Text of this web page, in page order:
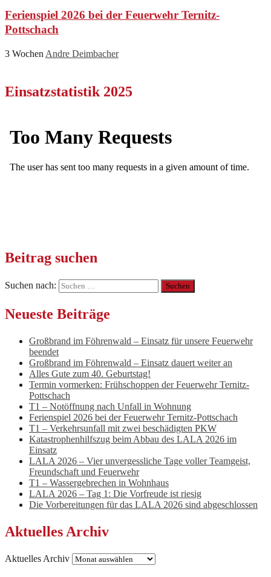
Ferienspiel 2026 bei der Feuerwehr Ternitz-
Pottschach
3 Wochen Andre Deimbacher
Einsatzstatistik 2025
Beitrag suchen
Suchen nach:
Neueste Beiträge
Großbrand im Föhrenwald – Einsatz für unsere Feuerwehr
beendet
Großbrand im Föhrenwald – Einsatz dauert weiter an
Alles Gute zum 40. Geburtstag!
Termin vormerken: Frühschoppen der Feuerwehr Ternitz-
Pottschach
T1 – Notöffnung nach Unfall in Wohnung
Ferienspiel 2026 bei der Feuerwehr Ternitz-Pottschach
T1 – Verkehrsunfall mit zwei beschädigten PKW
Katastrophenhilfszug beim Abbau des LALA 2026 im
Einsatz
LALA 2026 – Vier unvergessliche Tage voller Teamgeist,
Freundschaft und Feuerwehr
T1 – Wassergebrechen in Wohnhaus
LALA 2026 – Tag 1: Die Vorfreude ist riesig
Die Vorbereitungen für das LALA 2026 sind abgeschlossen
Aktuelles Archiv
Aktuelles Archiv